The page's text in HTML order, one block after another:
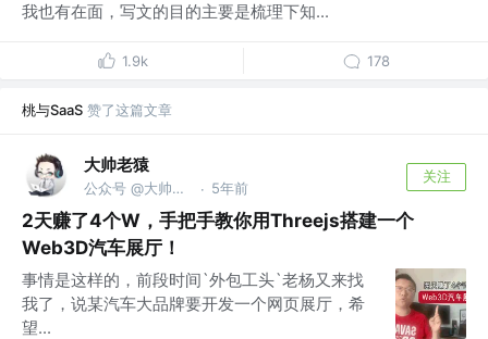
我也有在面，写文的目的主要是梳理下知...
1.9k 178
桃与SaaS 赞了这篇文章
大帅老猿
公众号 @大帅老猿 · 5年前
关注
2天赚了4个W，手把手教你用Threejs搭建一个
Web3D汽车展厅！
事情是这样的，前段时间`外包工头`老杨又来找
我了，说某汽车大品牌要开发一个网页展厅，希
望...